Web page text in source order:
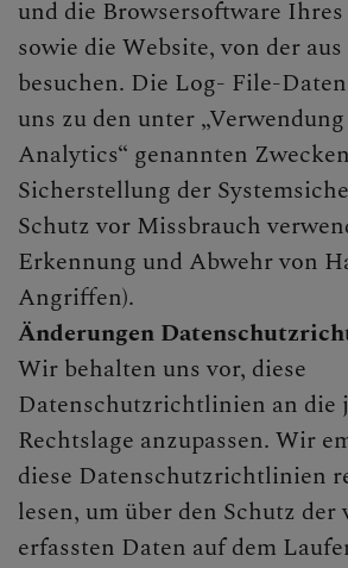
und die Browsersoftware
sowie die Website, von der aus
besuchen. Die Log- File-
uns zu den unter
Analytics“ genannten
Sicherstellung der
Schutz vor Missbrauch
Erkennung und Abwehr von
Angriffen).
Änderungen
Wir behalten uns vor, diese
Datenschutzrichtlinien an die
Rechtslage anzupassen. Wir
diese Datenschutzrichtlinien
lesen, um über den Schutz der
erfassten Daten auf dem